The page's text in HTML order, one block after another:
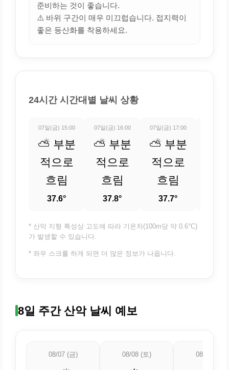
준비하는 것이 좋습니다.
⚠️ 바위 구간이 매우 미끄럽습니다. 접지력이
좋은 등산화를 착용하세요.
24시간 시간대별 날씨 상황
07일(금) 15:00
⛅ 부분
적으로
흐림
37.6°
07일(금) 16:00
⛅ 부분
적으로
흐림
37.8°
07일(금) 17:00
⛅ 부분
적으로
흐림
37.7°
* 산악 지형 특성상 고도에 따라 기온차(100m당 약 0.6°C)
가 발생할 수 있습니다.
* 좌우 스크롤 하게 되면 더 많은 정보가 나옵니다.
8일 주간 산악 날씨 예보
08/07 (금) 08/08 (토) 08/09 (일)